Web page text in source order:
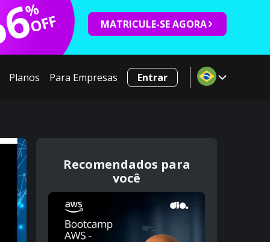
%
OFF MATRICULE-SE AGORA
Planos Para Empresas Entrar
Recomendados para
você